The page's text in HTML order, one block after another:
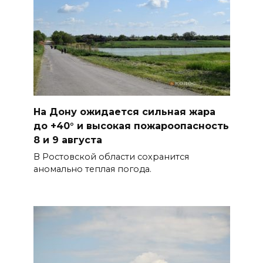
07 августа 2026 17:14
В Ростове доходный дом
Емельяновых на Большой
Садовой, 94, обследуют
Бетон и влага: эксперт ЮФУ
объяснил, почему
ростовчанам тяжело
переносить жару
ВСЕ КАК ЕСТЬ. Исчезающая
На Дону ожидается сильная жара
до +40° и высокая пожароопасность
8 и 9 августа
В Ростовской области сохранится
аномально теплая погода.